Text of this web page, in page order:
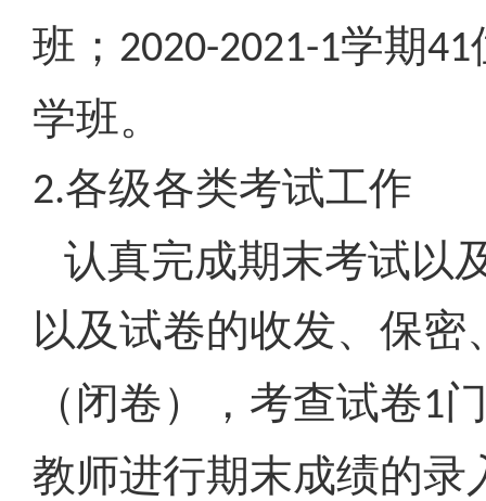
班； 2020-2021-1学期41
学班。
2.各级各类考试工作
认真完成期末考试以
以及试卷的收发、保
（闭卷），考查试卷1
教师进行期末成绩的录